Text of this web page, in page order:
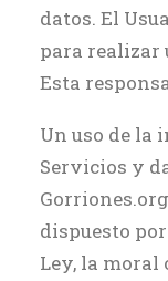
datos. El
para realizar
Esta
Un uso de la
Servicios y
dispuesto
Ley, la moral